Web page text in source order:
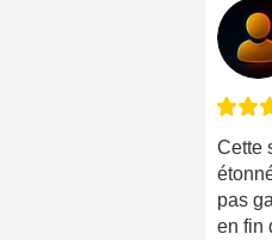
Cette
pas
en fin